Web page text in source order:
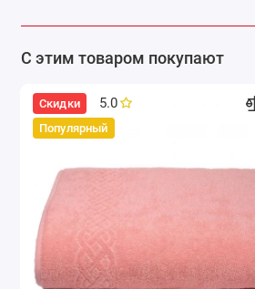
С этим товаром покупают
Скидки
Популярный
5.0